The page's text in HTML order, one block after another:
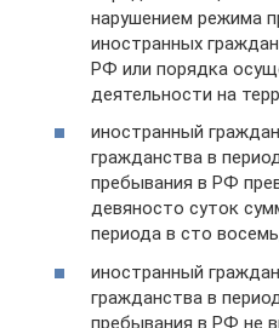
нарушением режима
иностранных
РФ или порядка
деятельности на
иностранный
гражданства в
пребывания в РФ
девяносто суток
периода в сто
иностранный
гражданства в
пребывания в РФ не